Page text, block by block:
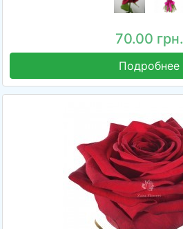
70.00 грн.
Подробнее